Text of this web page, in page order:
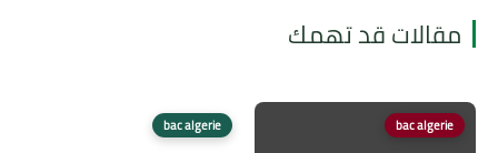
مقالات قد تهمك
bac algerie
bac algerie